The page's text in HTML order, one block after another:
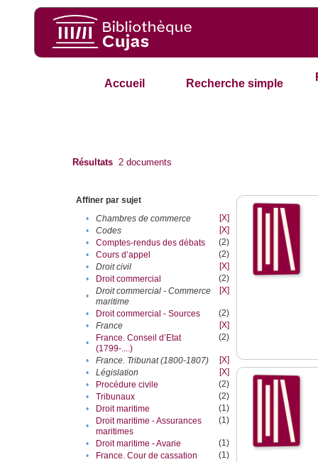
Accueil Recherche simple
Résultats 2 documents
Affiner par sujet
•
Chambres de commerce
[X]
•
Codes
[X]
•
Comptes-rendus des débats
(2)
•
Cours d’appel
(2)
•
Droit civil
[X]
•
Droit commercial
(2)
•
Droit commercial - Commerce
maritime
[X]
• Droit commercial - Sources
(2)
•
France
[X]
•
France. Conseil d’Etat
(1799-....)
(2)
• France. Tribunat (1800-1807)
[X]
•
Législation
[X]
•
Procédure civile
(2)
•
Tribunaux
(2)
•
Droit maritime
(1)
•
Droit maritime - Assurances
maritimes
(1)
• Droit maritime - Avarie
(1)
•
France. Cour de cassation
(1)